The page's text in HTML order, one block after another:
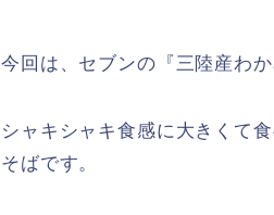
今回は、セブンの『三陸産わ
シャキシャキ食感に大きくて
そばです。